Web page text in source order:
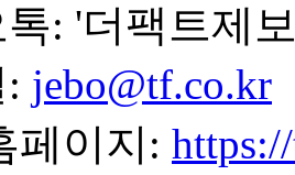
톡: '더팩트제
jebo@tf.co.kr
페이지: